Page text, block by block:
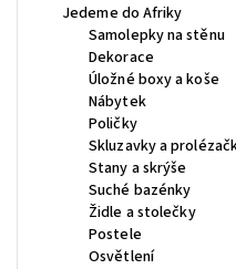
Jedeme do Afriky
Samolepky na stěnu
Dekorace
Úložné boxy a koše
Nábytek
Poličky
Skluzavky a
Stany a skrýše
Suché bazénky
Židle a stolečky
Postele
Osvětlení